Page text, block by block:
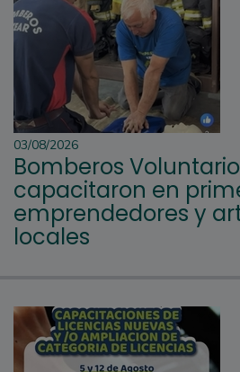
03/08/2026
Bomberos
capacitaron en
emprendedores y
locales